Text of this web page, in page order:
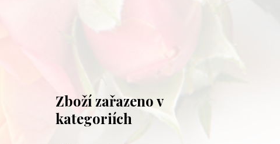
Zboží zařazeno v
kategoriích